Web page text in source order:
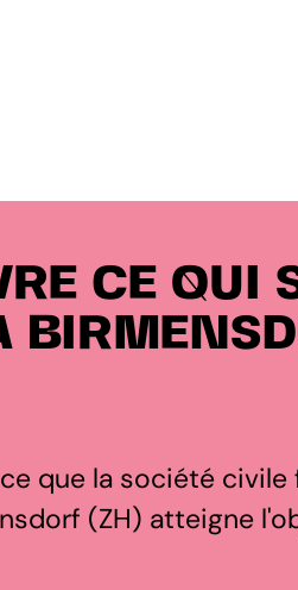
CE QUI
que la société civile
(ZH) atteigne